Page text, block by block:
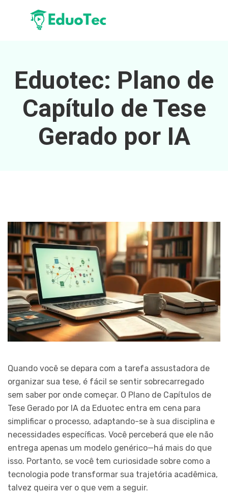
Eduotec: Plano de
Capítulo de Tese
Gerado por IA
Quando você se depara com a tarefa assustadora de
organizar sua tese, é fácil se sentir sobrecarregado
sem saber por onde começar. O Plano de Capítulos de
Tese Gerado por IA da Eduotec entra em cena para
simplificar o processo, adaptando-se à sua disciplina e
necessidades específicas. Você perceberá que ele não
entrega apenas um modelo genérico—há mais do que
isso. Portanto, se você tem curiosidade sobre como a
tecnologia pode transformar sua trajetória acadêmica,
talvez queira ver o que vem a seguir.